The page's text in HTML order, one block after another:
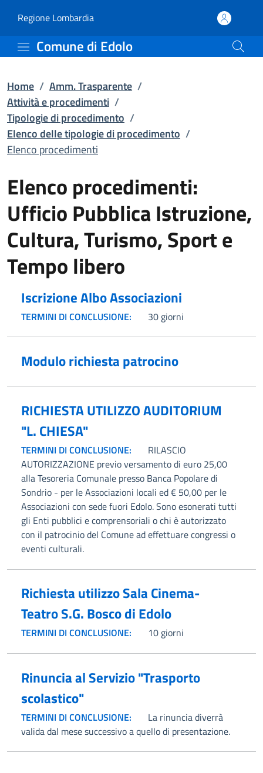
Elenco procedimenti |
Regione Lombardia(apre in un'altra scheda).
Comune di Edolo
Home / Amm. Trasparente /
Attività e procedimenti /
Tipologie di procedimento /
Elenco delle tipologie di procedimento /
Elenco procedimenti
Elenco procedimenti:
Ufficio Pubblica Istruzione,
Cultura, Turismo, Sport e
Tempo libero
Iscrizione Albo Associazioni
TERMINI DI CONCLUSIONE: 30 giorni
Modulo richiesta patrocino
RICHIESTA UTILIZZO AUDITORIUM
"L. CHIESA"
TERMINI DI CONCLUSIONE:
RILASCIO
AUTORIZZAZIONE previo versamento di euro 25,00
alla Tesoreria Comunale presso Banca Popolare di
Sondrio - per le Associazioni locali ed € 50,00 per le
Associazioni con sede fuori Edolo. Sono esonerati tutti
gli Enti pubblici e comprensoriali o chi è autorizzato
con il patrocinio del Comune ad effettuare congressi o
eventi culturali.
Richiesta utilizzo Sala Cinema-
Teatro S.G. Bosco di Edolo
TERMINI DI CONCLUSIONE: 10 giorni
Rinuncia al Servizio "Trasporto
scolastico"
TERMINI DI CONCLUSIONE:
La rinuncia diverrà
valida dal mese successivo a quello di presentazione.